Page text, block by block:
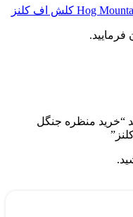
فرمایید.
“خرید منظره جنگل